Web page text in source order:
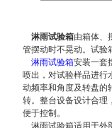
淋雨试验箱由箱体、
管摆动时不晃动。试验
淋雨试验箱安装一套
喷出，对试验样品进行
动频率和角度及转盘的
转。整台设备设计合理
便于控制。
淋雨试验箱适用于外